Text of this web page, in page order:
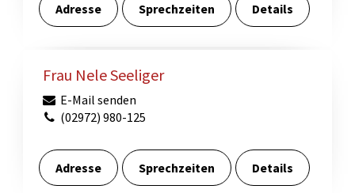
Adresse Sprechzeiten Details
Frau Nele Seeliger
E-Mail senden
(02972) 980-125
Adresse Sprechzeiten Details